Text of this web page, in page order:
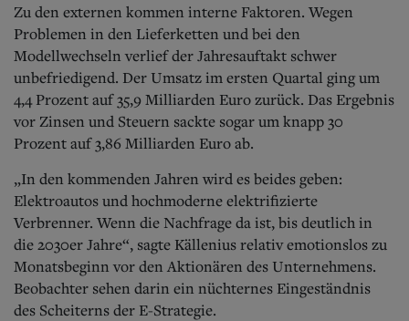
Zu den externen kommen interne Faktoren. Wegen
Problemen in den Lieferketten und bei den
Modellwechseln verlief der Jahresauftakt schwer
unbefriedigend. Der Umsatz im ersten Quartal ging um
4,4 Prozent auf 35,9 Milliarden Euro zurück. Das Ergebnis
vor Zinsen und Steuern sackte sogar um knapp 30
Prozent auf 3,86 Milliarden Euro ab.
„In den kommenden Jahren wird es beides geben:
Elektroautos und hochmoderne elektrifizierte
Verbrenner. Wenn die Nachfrage da ist, bis deutlich in
die 2030er Jahre“, sagte Källenius relativ emotionslos zu
Monatsbeginn vor den Aktionären des Unternehmens.
Beobachter sehen darin ein nüchternes Eingeständnis
des Scheiterns der E-Strategie.